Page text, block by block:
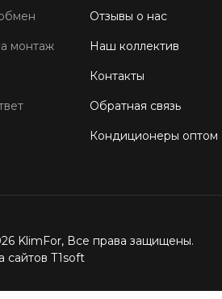
монтаж
Отзывы о нас
Наш коллектив
Контакты
Обратная связь
Кондиционеры оптом
KlimFor, Все права защищены.
сайтов T1soft